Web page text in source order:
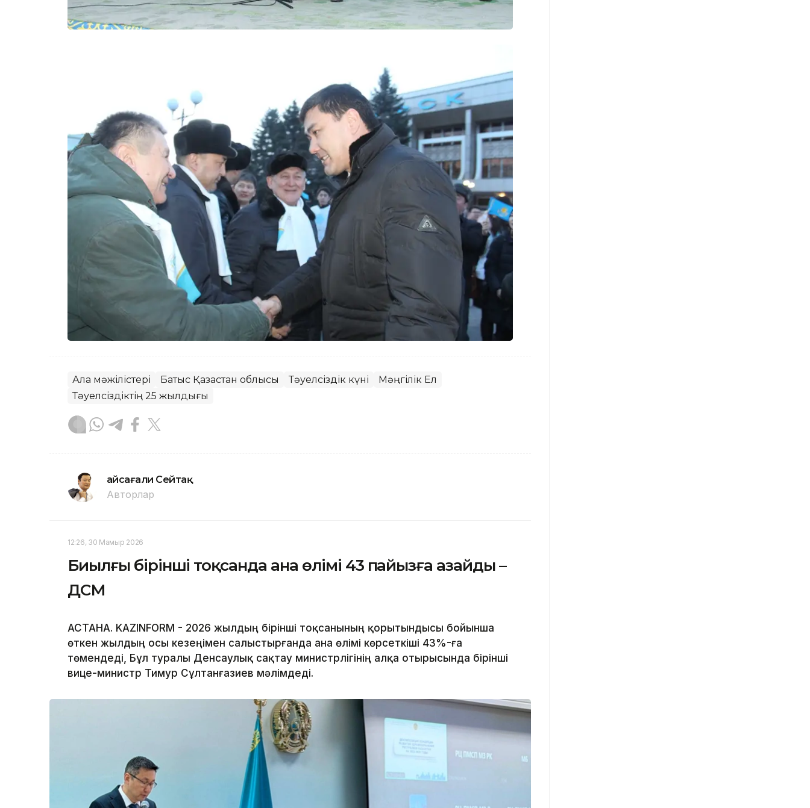
Алқа мәжілістері Батыс Қазақстан облысы Тәуелсіздік күні
Мәңгілік Ел
Тәуелсіздіктің 25 жылдығы
Ғайсағали Сейтақ
Авторлар
12:26, 30 Мамыр 2026
Биылғы бірінші тоқсанда ана өлімі 43 пайызға азайды –
ДСМ
АСТАНА. KAZINFORM - 2026 жылдың бірінші тоқсанының қорытындысы бойынша
өткен жылдың осы кезеңімен салыстырғанда ана өлімі көрсеткіші 43%-ға
төмендеді, Бұл туралы Денсаулық сақтау министрлігінің алқа отырысында бірінші
вице-министр Тимур Сұлтанғазиев мәлімдеді.